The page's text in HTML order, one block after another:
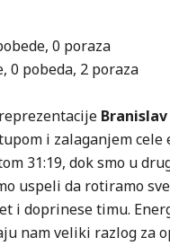
0 poraza
pobeda, 2 poraza
i zalaganjem
31:19, dok smo u
uspeli da rotiramo
i doprinese timu.
nam veliki razlog za